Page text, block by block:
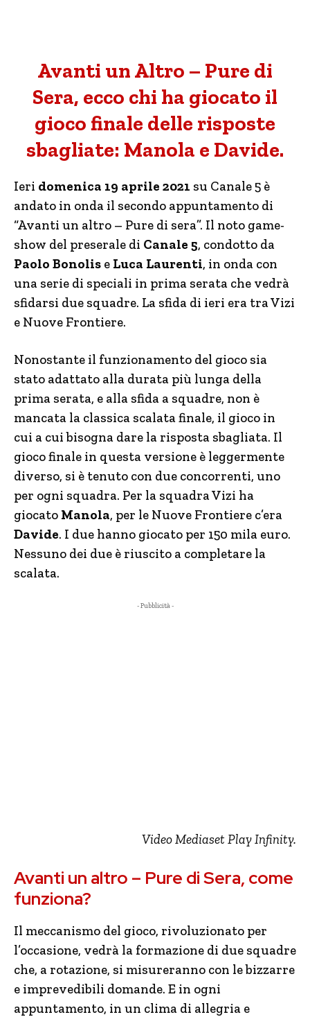
Avanti un Altro – Pure di
Sera, ecco chi ha giocato il
gioco finale delle risposte
sbagliate: Manola e Davide.
Ieri domenica 19 aprile 2021 su Canale 5 è
andato in onda il secondo appuntamento di
“Avanti un altro – Pure di sera”. Il noto game-
show del preserale di Canale 5, condotto da
Paolo Bonolis e Luca Laurenti, in onda con
una serie di speciali in prima serata che vedrà
sfidarsi due squadre. La sfida di ieri era tra Vizi
e Nuove Frontiere.
Nonostante il funzionamento del gioco sia
stato adattato alla durata più lunga della
prima serata, e alla sfida a squadre, non è
mancata la classica scalata finale, il gioco in
cui a cui bisogna dare la risposta sbagliata. Il
gioco finale in questa versione è leggermente
diverso, si è tenuto con due concorrenti, uno
per ogni squadra. Per la squadra Vizi ha
giocato Manola, per le Nuove Frontiere c’era
Davide. I due hanno giocato per 150 mila euro.
Nessuno dei due è riuscito a completare la
scalata.
- Pubblicità -
Video Mediaset Play Infinity.
Avanti un altro – Pure di Sera, come
funziona?
Il meccanismo del gioco, rivoluzionato per
l’occasione, vedrà la formazione di due squadre
che, a rotazione, si misureranno con le bizzarre
e imprevedibili domande. E in ogni
appuntamento, in un clima di allegria e